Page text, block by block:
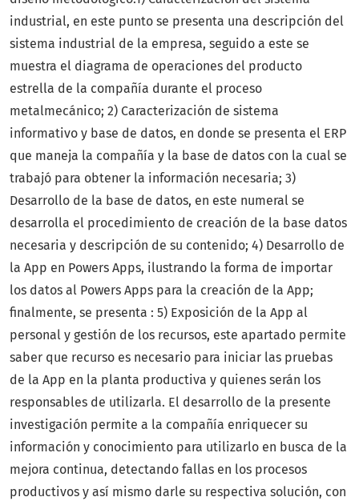
industrial, en este punto se presenta una descripción del
sistema industrial de la empresa, seguido a este se
muestra el diagrama de operaciones del producto
estrella de la compañía durante el proceso
metalmecánico; 2) Caracterización de sistema
informativo y base de datos, en donde se presenta el ERP
que maneja la compañía y la base de datos con la cual se
trabajó para obtener la información necesaria; 3)
Desarrollo de la base de datos, en este numeral se
desarrolla el procedimiento de creación de la base datos
necesaria y descripción de su contenido; 4) Desarrollo de
la App en Powers Apps, ilustrando la forma de importar
los datos al Powers Apps para la creación de la App;
finalmente, se presenta : 5) Exposición de la App al
personal y gestión de los recursos, este apartado permite
saber que recurso es necesario para iniciar las pruebas
de la App en la planta productiva y quienes serán los
responsables de utilizarla. El desarrollo de la presente
investigación permite a la compañía enriquecer su
información y conocimiento para utilizarlo en busca de la
mejora continua, detectando fallas en los procesos
productivos y así mismo darle su respectiva solución, con